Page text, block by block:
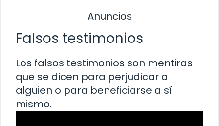
Anuncios
Falsos testimonios
Los falsos testimonios son mentiras
que se dicen para perjudicar a
alguien o para beneficiarse a sí
mismo.